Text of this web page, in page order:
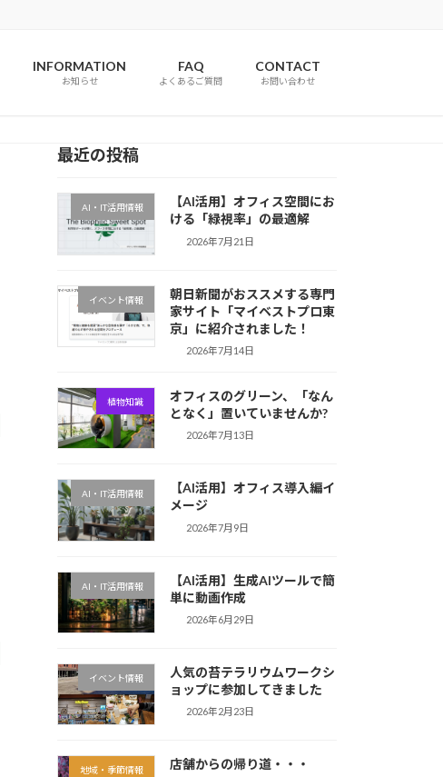
INFORMATION
お知らせ
FAQ
よくあるご質問
CONTACT
お問い合わせ
最近の投稿
AI・IT活用情報
【AI活用】オフィス空間にお
ける「緑視率」の最適解
2026年7月21日
イベント情報
朝日新聞がおススメする専門
家サイト「マイベストプロ東
京」に紹介されました！
2026年7月14日
植物知識
オフィスのグリーン、「なん
となく」置いていませんか?
2026年7月13日
AI・IT活用情報
【AI活用】オフィス導入編イ
メージ
2026年7月9日
AI・IT活用情報
【AI活用】生成AIツールで簡
単に動画作成
2026年6月29日
イベント情報
人気の苔テラリウムワークシ
ョップに参加してきました
2026年2月23日
地域・季節情報 店舗からの帰り道・・・